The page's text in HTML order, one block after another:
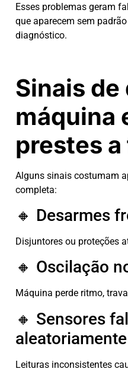
Esses problemas geram
que aparecem sem
diagnóstico.
Sinais de
máquina
prestes
Alguns sinais costumam
completa:
🔸 Desarmes
Disjuntores ou proteções
🔸 Oscilação
Máquina perde ritmo,
🔸 Sensores
aleatoriamente
Leituras inconsistentes